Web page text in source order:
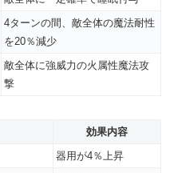
4ターンの間、敵全体の魔法耐性
を20％減少
敵全体に強威力の火属性魔法攻
撃
効果内容
器用が4％上昇